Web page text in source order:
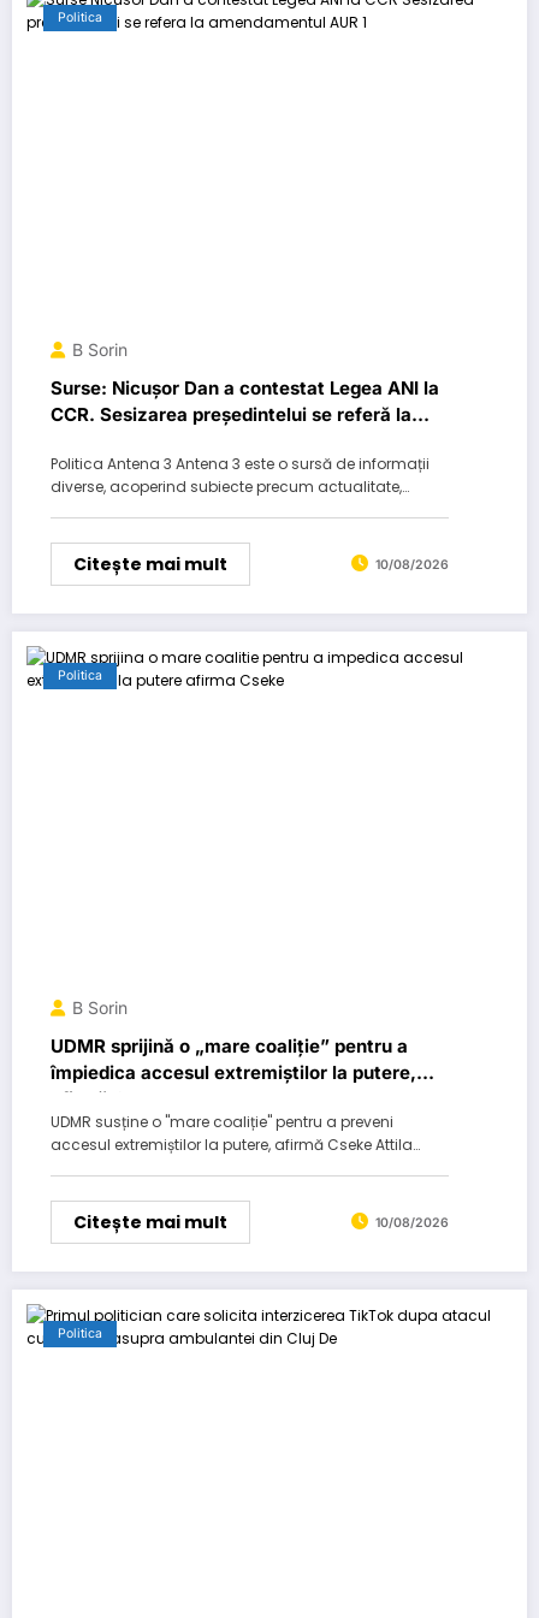
Politica
B Sorin
Surse: Nicușor Dan a contestat Legea ANI la
CCR. Sesizarea președintelui se referă la
Politica Antena 3 Antena 3 este o sursă de informații
diverse, acoperind subiecte precum actualitate,…
Citește mai mult 10/08/2026
Politica
B Sorin
UDMR sprijină o „mare coaliție” pentru a
împiedica accesul extremiștilor la putere,
afirmă Cseke…
UDMR susține o "mare coaliție" pentru a preveni
accesul extremiștilor la putere, afirmă Cseke Attila…
Citește mai mult 10/08/2026
Politica